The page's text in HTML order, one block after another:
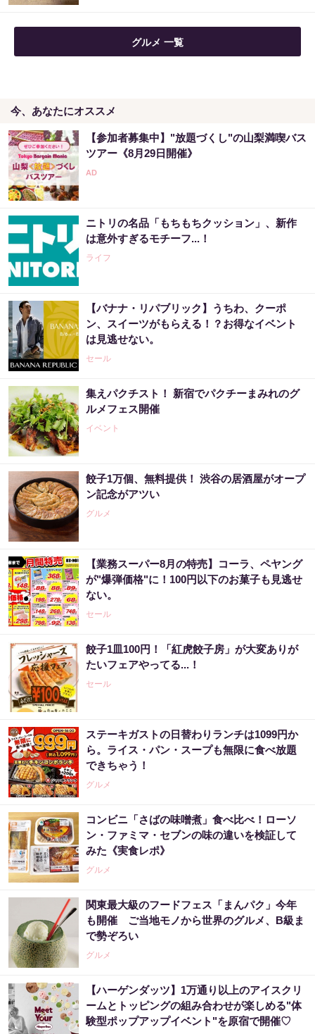
グルメ 一覧
今、あなたにオススメ
【参加者募集中】"放題づくし"の山梨満喫バス
ツアー《8月29日開催》
ニトリの名品「もちもちクッション」、新作
は意外すぎるモチーフ...！
ライフ
【バナナ・リパブリック】うちわ、クーポ
ン、スイーツがもらえる！？お得なイベント
は見逃せない。
セール
集えパクチスト！ 新宿でパクチーまみれのグ
ルメフェス開催
イベント
餃子1万個、無料提供！ 渋谷の居酒屋がオープ
ン記念がアツい
グルメ
【業務スーパー8月の特売】コーラ、ペヤング
が"爆弾価格"に！100円以下のお菓子も見逃せ
ない。
セール
餃子1皿100円！「紅虎餃子房」が大変ありが
たいフェアやってる...！
セール
ステーキガストの日替わりランチは1099円か
ら。ライス・パン・スープも無限に食べ放題
できちゃう！
グルメ
コンビニ「さばの味噌煮」食べ比べ！ローソ
ン・ファミマ・セブンの味の違いを検証して
みた《実食レポ》
グルメ
関東最大級のフードフェス「まんパク」今年
も開催 ご当地モノから世界のグルメ、B級ま
で勢ぞろい
グルメ
【ハーゲンダッツ】1万通り以上のアイスクリ
ームとトッピングの組み合わせが楽しめる"体
験型ポップアップイベント"を原宿で開催♡